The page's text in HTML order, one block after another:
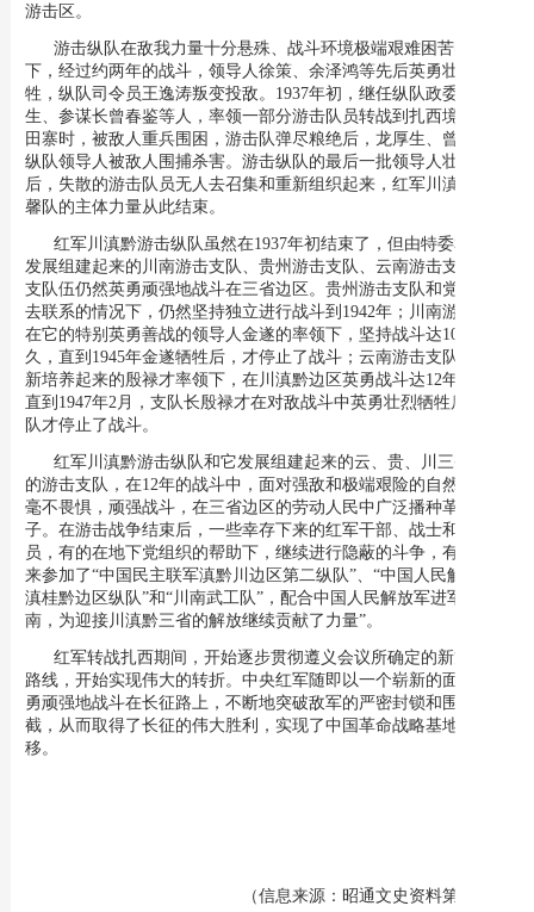
游击区。
游击纵队在敌我力量十分悬殊、战斗环境极端艰难困苦的条件
下，经过约两年的战斗，领导人徐策、余泽鸿等先后英勇壮烈牺
牲，纵队司令员王逸涛叛变投敌。1937年初，继任纵队政委龙厚
生、参谋长曾春鉴等人，率领一部分游击队员转战到扎西境内的水
田寨时，被敌人重兵围困，游击队弹尽粮绝后，龙厚生、曾春鉴等
纵队领导人被敌人围捕杀害。游击纵队的最后一批领导人壮烈牺牲
后，失散的游击队员无人去召集和重新组织起来，红军川滇黔游击
馨队的主体力量从此结束。
红军川滇黔游击纵队虽然在1937年初结束了，但由特委和纵队
发展组建起来的川南游击支队、贵州游击支队、云南游击支队等三
支队伍仍然英勇顽强地战斗在三省边区。贵州游击支队和党组织失
去联系的情况下，仍然坚持独立进行战斗到1942年；川南游击支队
在它的特别英勇善战的领导人金遂的率领下，坚持战斗达10年之
久，直到1945年金遂牺牲后，才停止了战斗；云南游击支队在特委
新培养起来的殷禄才率领下，在川滇黔边区英勇战斗达12年之久，
直到1947年2月，支队长殷禄才在对敌战斗中英勇壮烈牺牲后，支
队才停止了战斗。
红军川滇黔游击纵队和它发展组建起来的云、贵、川三省边区
的游击支队，在12年的战斗中，面对强敌和极端艰险的自然环境，
毫不畏惧，顽强战斗，在三省边区的劳动人民中广泛播种革命种
子。在游击战争结束后，一些幸存下来的红军干部、战士和游击队
员，有的在地下党组织的帮助下，继续进行隐蔽的斗争，有的人后
来参加了“中国民主联军滇黔川边区第二纵队”、“中国人民解放军
滇桂黔边区纵队”和“川南武工队”，配合中国人民解放军进军大西
南，为迎接川滇黔三省的解放继续贡献了力量”。
红军转战扎西期间，开始逐步贯彻遵义会议所确定的新方针和
路线，开始实现伟大的转折。中央红军随即以一个崭新的面貌、英
勇顽强地战斗在长征路上，不断地突破敌军的严密封锁和围追堵
截，从而取得了长征的伟大胜利，实现了中国革命战略基地的大转
移。
（信息来源：昭通文史资料第三辑）